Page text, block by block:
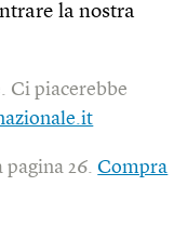
la nostra
Ci piacerebbe
pagina 26.Compra